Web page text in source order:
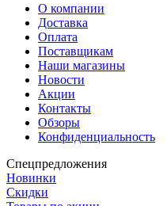
О компании
Доставка
Оплата
Поставщикам
Наши магазины
Новости
Акции
Контакты
Обзоры
Конфиденциальность
Спецпредложения
Новинки
Скидки